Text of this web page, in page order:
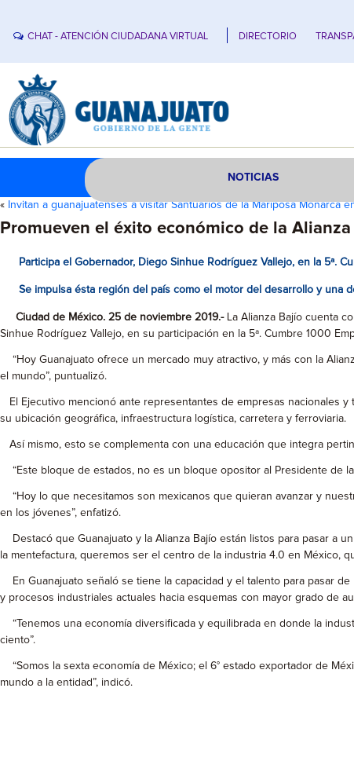
CHAT - ATENCIÓN CIUDADANA VIRTUAL DIRECTORIO
NOTICIAS
« Invitan a guanajuatenses a visitar Santuarios de la Mariposa Monarca
Promueven el éxito económico de la
Participa el Gobernador, Diego Sinhue Rodríguez Vallejo, en la 5ª.
Se impulsa ésta región del país como el motor del desarrollo y una
Ciudad de México. 25 de noviembre 2019.-La Alianza Bajío cuenta
Sinhue Rodríguez Vallejo, en su participación en la 5ª. Cumbre 1000
“Hoy Guanajuato ofrece un mercado muy atractivo, y más con la
el mundo”, puntualizó.
El Ejecutivo mencionó ante representantes de empresas nacionales y
su ubicación geográfica, infraestructura logística, carretera y ferroviaria.
Así mismo, esto se complementa con una educación que integra
“Este bloque de estados, no es un bloque opositor al Presidente de
“Hoy lo que necesitamos son mexicanos que quieran avanzar y
en los jóvenes”, enfatizó.
Destacó que Guanajuato y la Alianza Bajío están listos para pasar a
la mentefactura, queremos ser el centro de la industria 4.0 en México,
En Guanajuato señaló se tiene la capacidad y el talento para pasar
y procesos industriales actuales hacia esquemas con mayor grado de
“Tenemos una economía diversificada y equilibrada en donde la
ciento”.
“Somos la sexta economía de México; el 6° estado exportador de
mundo a la entidad”, indicó.